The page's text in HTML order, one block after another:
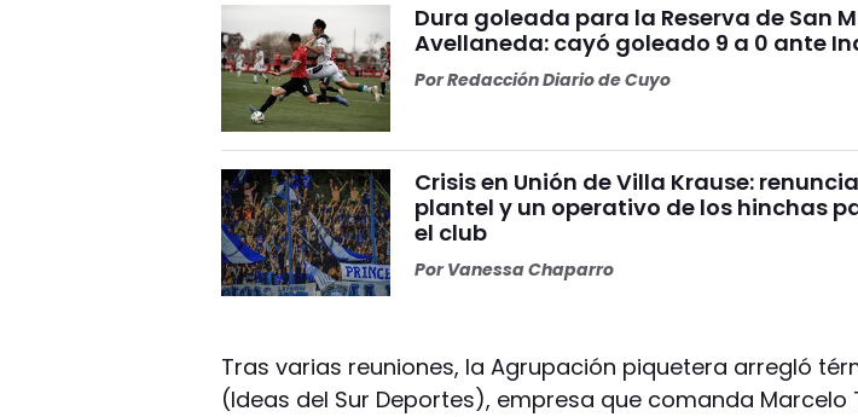
Dura goleada para la Reserva de San
Avellaneda: cayó goleado 9 a 0 ante
PorRedacción Diario de Cuyo
Crisis en Unión de Villa Krause:
plantel y un operativo de los hinchas
el club
PorVanessa Chaparro
Tras varias reuniones, la Agrupación piquetera arregló
(Ideas del Sur Deportes), empresa que comanda Marcelo